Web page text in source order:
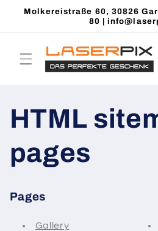
Direkt zumMolkereistraße 60, 30826
80 |
HTML
pages
Pages
Gallery